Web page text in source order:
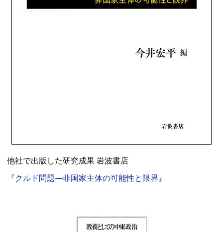
他社で出版した研究成果 岩波書店
『クルド問題―非国家主体の可能性と限界』